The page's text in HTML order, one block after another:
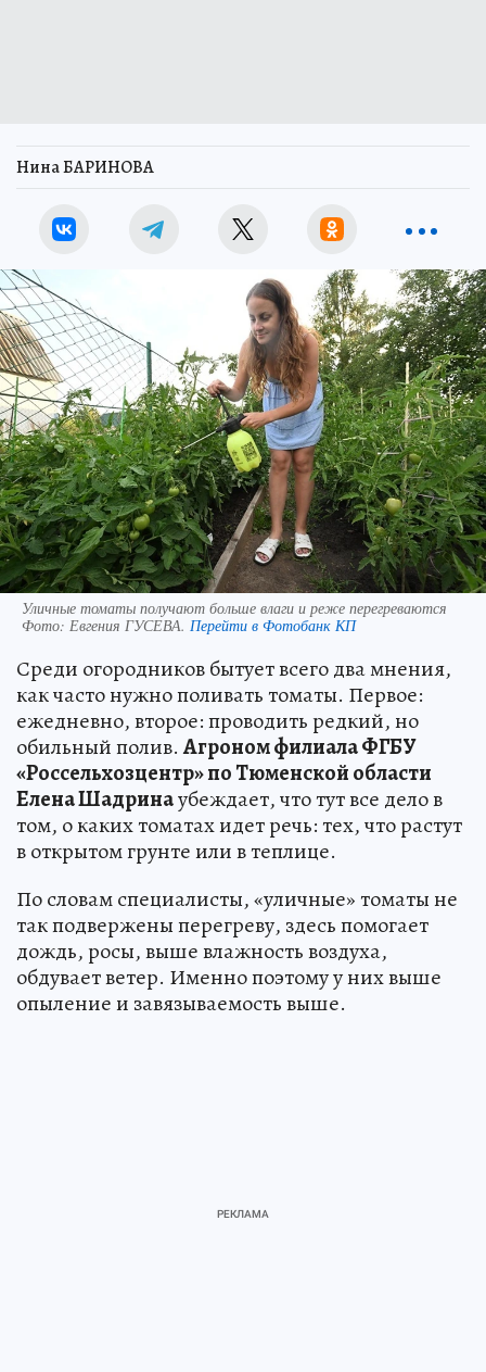
Нина БАРИНОВА
Уличные томаты получают больше влаги и реже перегреваются
Фото: Евгения ГУСЕВА. Перейти в Фотобанк КП
Среди огородников бытует всего два мнения,
как часто нужно поливать томаты. Первое:
ежедневно, второе: проводить редкий, но
обильный полив.Агроном филиала ФГБУ
«Россельхозцентр» по Тюменской области
Елена Шадринаубеждает, что тут все дело в
том, о каких томатах идет речь: тех, что растут
в открытом грунте или в теплице.
По словам специалисты, «уличные» томаты не
так подвержены перегреву, здесь помогает
дождь, росы, выше влажность воздуха,
обдувает ветер. Именно поэтому у них выше
опыление и завязываемость выше.